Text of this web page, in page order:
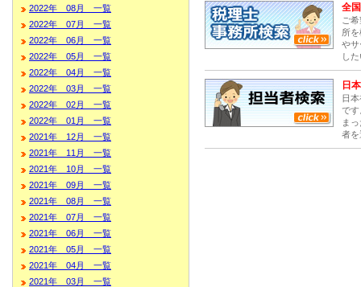
2022年 08月 一覧
2022年 07月 一覧
2022年 06月 一覧
2022年 05月 一覧
2022年 04月 一覧
2022年 03月 一覧
2022年 02月 一覧
2022年 01月 一覧
2021年 12月 一覧
2021年 11月 一覧
2021年 10月 一覧
2021年 09月 一覧
2021年 08月 一覧
2021年 07月 一覧
2021年 06月 一覧
2021年 05月 一覧
2021年 04月 一覧
2021年 03月 一覧
全
ご
所
やサ
し
日
日
です
ま
者を